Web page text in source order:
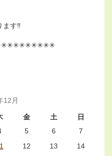
ます‼︎
12月
金 土 日
5 6
7
12 13
14